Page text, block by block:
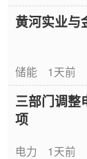
黄河实业与
储能 1天前
三部门调整
项
电力 1天前